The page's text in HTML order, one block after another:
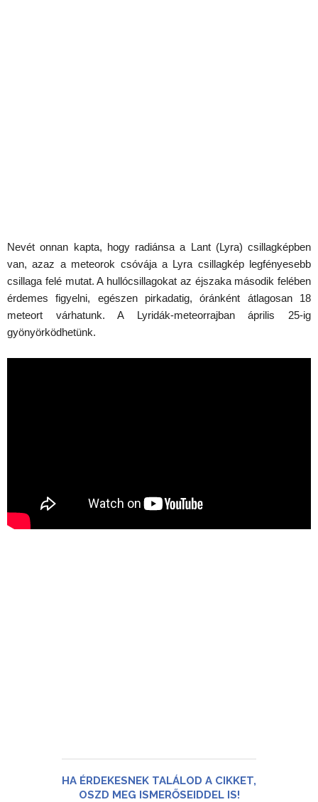
Nevét onnan kapta, hogy radiánsa a Lant (Lyra) csillagképben
van, azaz a meteorok csóvája a Lyra csillagkép legfényesebb
csillaga felé mutat. A hullócsillagokat az éjszaka második felében
érdemes figyelni, egészen pirkadatig, óránként átlagosan 18
meteort várhatunk. A Lyridák-meteorrajban április 25-ig
gyönyörködhetünk.
HA ÉRDEKESNEK TALÁLOD A CIKKET,
OSZD MEG ISMERŐSEIDDEL IS!